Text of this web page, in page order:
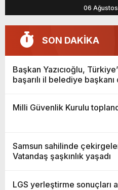
06 Ağustos 2026 - 14:12
SON DAKİKA
Başkan Yazıcıoğlu,
başarılı il belediye başkanı
Milli Güvenlik Kurulu
Samsun sahilinde
Vatandaş şaşkınlık yaşadı
LGS yerleştirme sonuçları